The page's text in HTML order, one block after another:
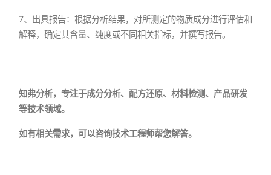
7、出具报告：根据分析结果，对所测定的物质成分进行评估和
解释，确定其含量、纯度或不同相关指标，并撰写报告。
知弗分析，专注于成分分析、配方还原、材料检测、产品研发
等技术领域。
如有相关需求，可以咨询技术工程师帮您解答。